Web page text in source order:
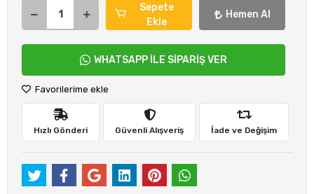
Sepete
Ekle
Hemen Al
WHATSAPP İLE SİPARİŞ VER
Favorilerime ekle
Hızlı Gönderi Güvenli Alışveriş İade ve Değişim